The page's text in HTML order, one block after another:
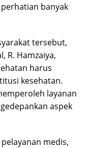
banyak
tersebut,
R. Hamzaiya,
harus
kesehatan.
layanan
aspek
medis,